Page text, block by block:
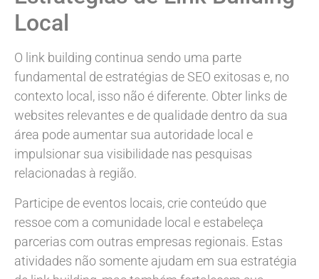
Local
O link building continua sendo uma parte
fundamental de estratégias de SEO exitosas e, no
contexto local, isso não é diferente. Obter links de
websites relevantes e de qualidade dentro da sua
área pode aumentar sua autoridade local e
impulsionar sua visibilidade nas pesquisas
relacionadas à região.
Participe de eventos locais, crie conteúdo que
ressoe com a comunidade local e estabeleça
parcerias com outras empresas regionais. Estas
atividades não somente ajudam em sua estratégia